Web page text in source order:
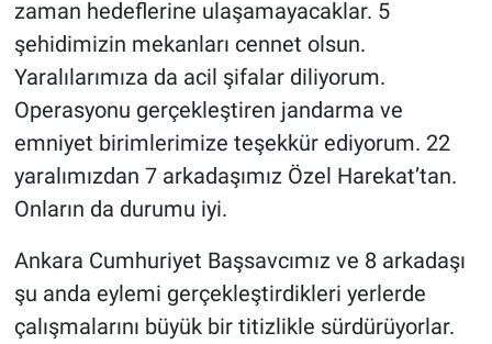
zaman hedeflerine ulaşamayacaklar. 5
şehidimizin mekanları cennet olsun.
Yaralılarımıza da acil şifalar diliyorum.
Operasyonu gerçekleştiren jandarma ve
emniyet birimlerimize teşekkür ediyorum. 22
yaralımızdan 7 arkadaşımız Özel Harekat’tan.
Onların da durumu iyi.
Ankara Cumhuriyet Başsavcımız ve 8 arkadaşı
şu anda eylemi gerçekleştirdikleri yerlerde
çalışmalarını büyük bir titizlikle sürdürüyorlar.